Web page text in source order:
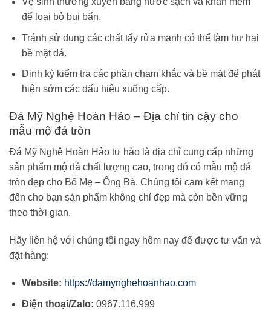
để loại bỏ bụi bẩn.
Tránh sử dụng các chất tẩy rửa mạnh có thể làm hư hại
bề mặt đá.
Định kỳ kiểm tra các phần chạm khắc và bề mặt để phát
hiện sớm các dấu hiệu xuống cấp.
Đá Mỹ Nghệ Hoàn Hảo – Địa chỉ tin cậy cho
mẫu mộ đá tròn
Đá Mỹ Nghệ Hoàn Hảo tự hào là địa chỉ cung cấp những
sản phẩm mộ đá chất lượng cao, trong đó có mẫu mộ đá
tròn đẹp cho Bố Mẹ – Ông Bà. Chúng tôi cam kết mang
đến cho bạn sản phẩm không chỉ đẹp mà còn bền vững
theo thời gian.
Hãy liên hệ với chúng tôi ngay hôm nay để được tư vấn và
đặt hàng:
Website: https://damynghehoanhao.com
Điện thoại/Zalo: 0967.116.999